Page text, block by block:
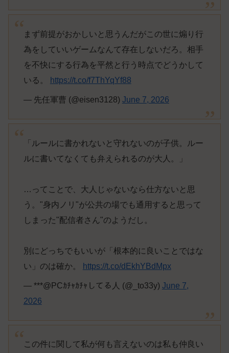
まず前提がおかしいと思うんだがこの世に煽り行
為をしていいゲームなんて存在しないだろ。相手
を不快にする行為を平然と行う時点でどうかして
いる。
https://t.co/f7ThYqYf88
— 先任軍曹 (@eisen3128) June 7, 2026
「ルールに書かれないと守れないのが子供。ルー
ルに書いてなくても弁えられるのが大人。」
…ってことで、大人じゃないなら仕方ないと思
う。"身内ノリ"が公共の場でも通用すると思って
しまった"配信者さん"のようだし。
別にどっちでもいいが「根本的に良いことではな
い」のは確か。
https://t.co/dEkhYBdMpx
— ***@PCｶﾁｬｶﾁｬしてる人 (@_to33y) June 7,
2026
この件に関して私が何も言えないのは私も仲良い